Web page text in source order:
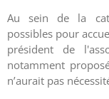
Au sein de la
possibles pour
président de
notamment
n’aurait pas